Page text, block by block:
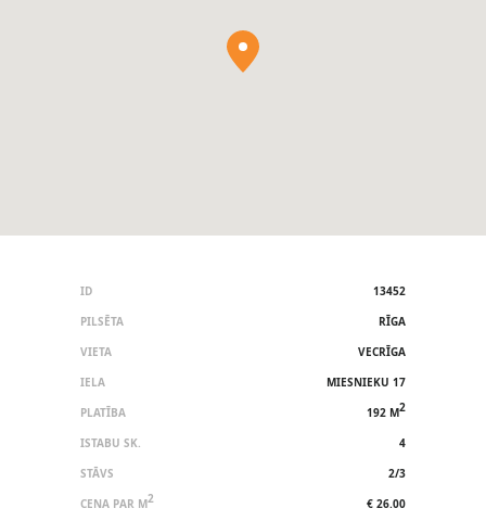
ID
13452
PILSĒTA
RĪGA
VIETA
VECRĪGA
IELA
MIESNIEKU 17
PLATĪBA
192 M2
ISTABU SK.
4
STĀVS
2/3
CENA PAR M2
€ 26.00